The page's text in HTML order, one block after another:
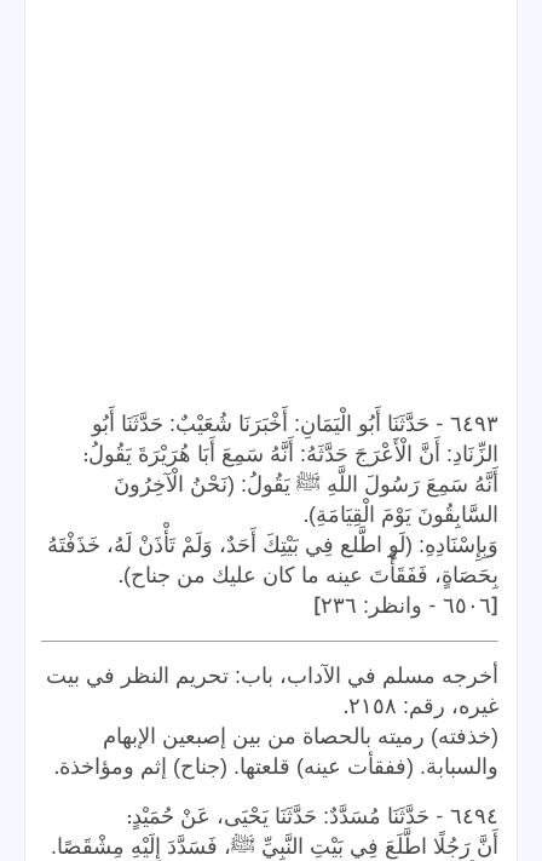
٦٤٩٣ - حَدَّثَنَا أَبُو الْيَمَانِ: أَخْبَرَنَا شُعَيْبٌ: حَدَّثَنَا أَبُو
الزِّنَادِ: أَنَّ الْأَعْرَجَ حَدَّثَهُ: أَنَّهُ سَمِعَ أَبَا هُرَيْرَةَ يَقُولُ:
أَنَّهُ سَمِعَ رَسُولَ اللَّهِ ﷺ يَقُولُ: (نَحْنُ الْآخِرُونَ
السَّابِقُونَ يَوْمَ الْقِيَامَةِ).
وَبِإِسْنَادِهِ: (لَوِ اطَّلع فِي بَيْتِكَ أَحَدٌ، وَلَمْ تَأْذَنْ لَهُ، خَذَفْتَهُ
بِحَصَاةٍ، فَفَقَأْتَ عينه ما كان عليك من جناح).
[٦٥٠٦ - وانظر: ٢٣٦ ]
أخرجه مسلم في الآداب، باب: تحريم النظر في بيت
غيره، رقم: ٢١٥٨
.
(خذفته) رميته بالحصاة من بين إصبعين الإبهام
والسبابة. (ففقأت عينه) قلعتها. (جناح) إثم ومؤاخذة.
٦٤٩٤ - حَدَّثَنَا مُسَدَّدٌ: حَدَّثَنَا يَحْيَى، عَنْ حُمَيْدٍ:
أَنَّ رَجُلًا اطَّلَعَ فِي بَيْتِ النَّبِيِّ ﷺ، فَسَدَّدَ إِلَيْهِ مِشْقَصًا.